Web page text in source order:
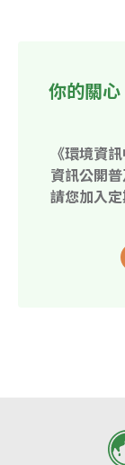
你的關
《環境資
資訊公開
請您加入